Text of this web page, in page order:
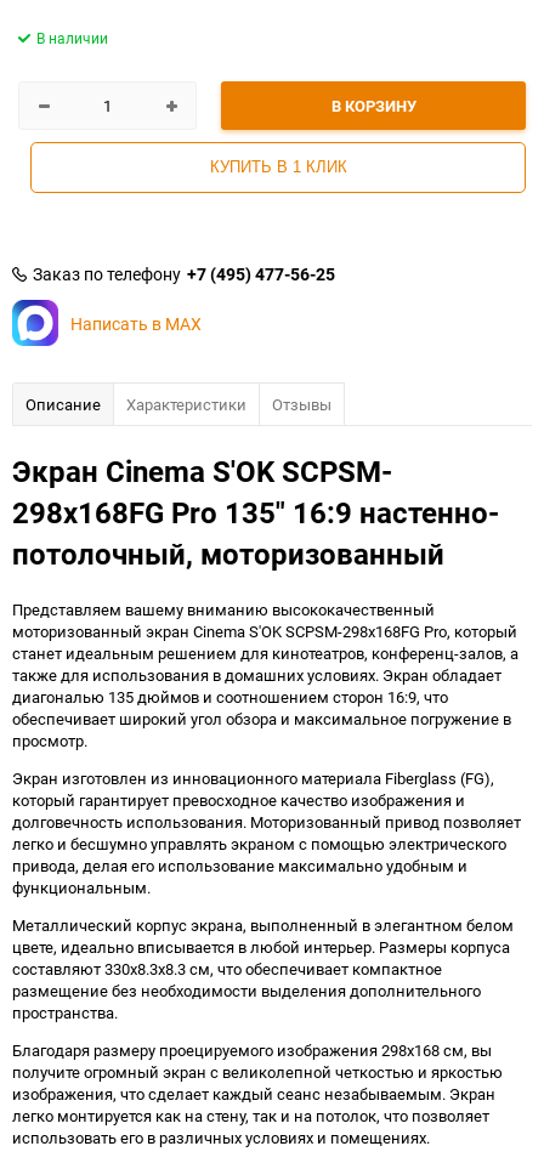
В КОРЗИНУ
КУПИТЬ В 1 КЛИК
В наличии
Заказ по телефону +7 (495) 477-56-25
Написать в MAX
Описание Характеристики Отзывы
Экран Cinema S'OK SCPSM-
298x168FG Pro 135" 16:9 настенно-
потолочный, моторизованный
Представляем вашему вниманию высококачественный
моторизованный экран Cinema S'OK SCPSM-298x168FG Pro, который
станет идеальным решением для кинотеатров, конференц-залов, а
также для использования в домашних условиях. Экран обладает
диагональю 135 дюймов и соотношением сторон 16:9, что
обеспечивает широкий угол обзора и максимальное погружение в
просмотр.
Экран изготовлен из инновационного материала Fiberglass (FG),
который гарантирует превосходное качество изображения и
долговечность использования. Моторизованный привод позволяет
легко и бесшумно управлять экраном с помощью электрического
привода, делая его использование максимально удобным и
функциональным.
Металлический корпус экрана, выполненный в элегантном белом
цвете, идеально вписывается в любой интерьер. Размеры корпуса
составляют 330x8.3x8.3 см, что обеспечивает компактное
размещение без необходимости выделения дополнительного
пространства.
Благодаря размеру проецируемого изображения 298x168 см, вы
получите огромный экран с великолепной четкостью и яркостью
изображения, что сделает каждый сеанс незабываемым. Экран
легко монтируется как на стену, так и на потолок, что позволяет
использовать его в различных условиях и помещениях.